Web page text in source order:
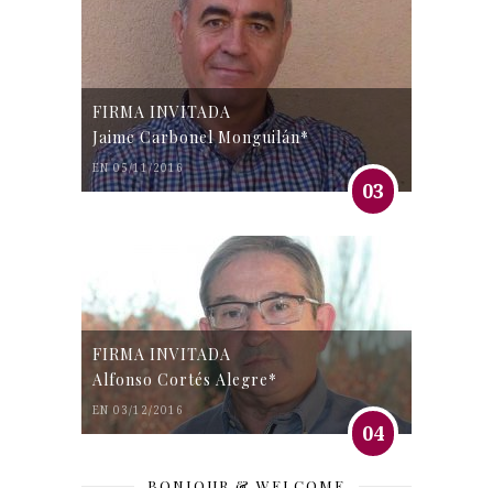
FIRMA INVITADA
Jaime Carbonel Monguilán*
EN 05/11/2016
03
FIRMA INVITADA
Alfonso Cortés Alegre*
EN 03/12/2016
04